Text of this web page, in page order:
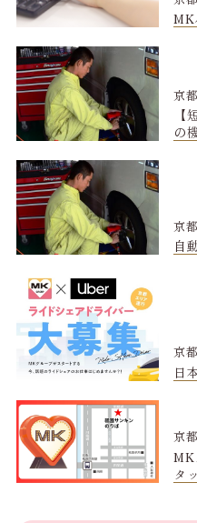
MK
京
の
京
自
京
日
京
MK
タ